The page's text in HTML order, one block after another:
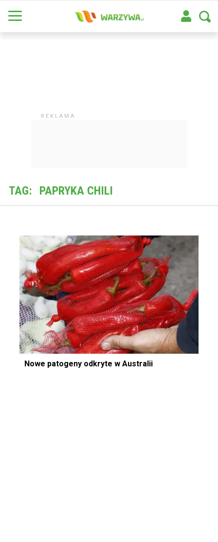
TAG: PAPRYKA CHILI
Nowe patogeny odkryte w Australii